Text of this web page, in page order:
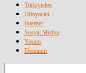
Türkiyeden
Dünyadan
İnternet
Sosyal Medya
Yaşam
Donanım